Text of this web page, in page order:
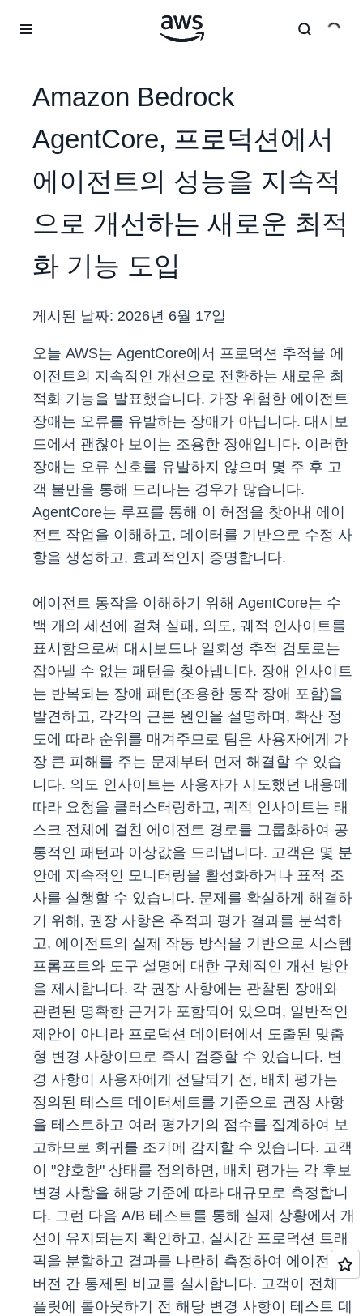
Amazon Bedrock
AgentCore, 프로덕션에서
에이전트의 성능을 지속적
으로 개선하는 새로운 최적
화 기능 도입
게시된 날짜: 2026년 6월 17일
오늘 AWS는 AgentCore에서 프로덕션 추적을 에
이전트의 지속적인 개선으로 전환하는 새로운 최
적화 기능을 발표했습니다. 가장 위험한 에이전트
장애는 오류를 유발하는 장애가 아닙니다. 대시보
드에서 괜찮아 보이는 조용한 장애입니다. 이러한
장애는 오류 신호를 유발하지 않으며 몇 주 후 고
객 불만을 통해 드러나는 경우가 많습니다.
AgentCore는 루프를 통해 이 허점을 찾아내 에이
전트 작업을 이해하고, 데이터를 기반으로 수정 사
항을 생성하고, 효과적인지 증명합니다.
에이전트 동작을 이해하기 위해 AgentCore는 수
백 개의 세션에 걸쳐 실패, 의도, 궤적 인사이트를
표시함으로써 대시보드나 일회성 추적 검토로는
잡아낼 수 없는 패턴을 찾아냅니다. 장애 인사이트
는 반복되는 장애 패턴(조용한 동작 장애 포함)을
발견하고, 각각의 근본 원인을 설명하며, 확산 정
도에 따라 순위를 매겨주므로 팀은 사용자에게 가
장 큰 피해를 주는 문제부터 먼저 해결할 수 있습
니다. 의도 인사이트는 사용자가 시도했던 내용에
따라 요청을 클러스터링하고, 궤적 인사이트는 태
스크 전체에 걸친 에이전트 경로를 그룹화하여 공
통적인 패턴과 이상값을 드러냅니다. 고객은 몇 분
안에 지속적인 모니터링을 활성화하거나 표적 조
사를 실행할 수 있습니다. 문제를 확실하게 해결하
기 위해, 권장 사항은 추적과 평가 결과를 분석하
고, 에이전트의 실제 작동 방식을 기반으로 시스템
프롬프트와 도구 설명에 대한 구체적인 개선 방안
을 제시합니다. 각 권장 사항에는 관찰된 장애와
관련된 명확한 근거가 포함되어 있으며, 일반적인
제안이 아니라 프로덕션 데이터에서 도출된 맞춤
형 변경 사항이므로 즉시 검증할 수 있습니다. 변
경 사항이 사용자에게 전달되기 전, 배치 평가는
정의된 테스트 데이터세트를 기준으로 권장 사항
을 테스트하고 여러 평가기의 점수를 집계하여 보
고하므로 회귀를 조기에 감지할 수 있습니다. 고객
이 "양호한" 상태를 정의하면, 배치 평가는 각 후보
변경 사항을 해당 기준에 따라 대규모로 측정합니
다. 그런 다음 A/B 테스트를 통해 실제 상황에서 개
선이 유지되는지 확인하고, 실시간 프로덕션 트래
픽을 분할하고 결과를 나란히 측정하여 에이전트
버전 간 통제된 비교를 실시합니다. 고객이 전체
플릿에 롤아웃하기 전 해당 변경 사항이 테스트 데